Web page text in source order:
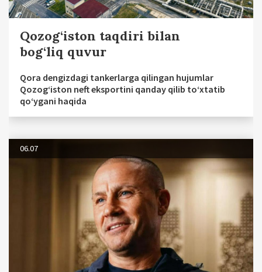
Qozog‘iston taqdiri bilan
bog‘liq quvur
Qora dengizdagi tankerlarga qilingan hujumlar
Qozog‘iston neft eksportini qanday qilib to‘xtatib
qo‘ygani haqida
06.07